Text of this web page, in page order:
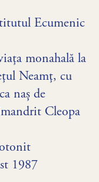
Ecumenic
monahală la
Neamţ, cu
naș de
Cleopa
1987